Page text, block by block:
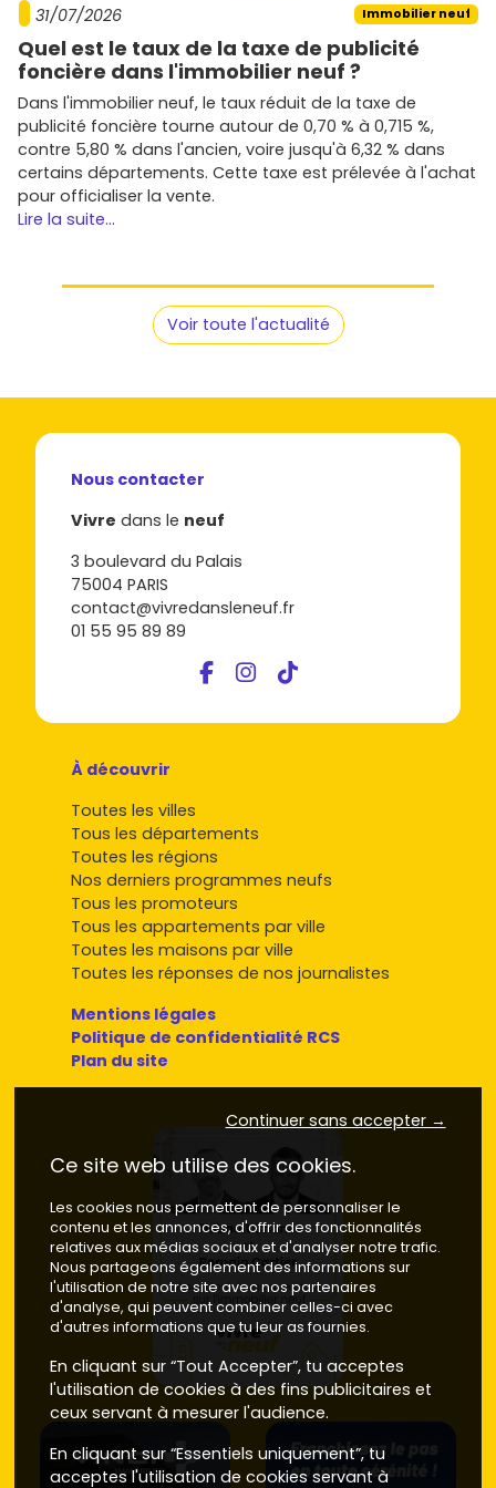
Compare les prestations
RE2020,
stationnement, exposition, qualité des matériaux,
espaces communs.
Envie de passer à l'action ? Parcours les biens en
immobilier neuf à Meyzieusur Vivre dans le neuf, crée
tes alertes parquartieret prix, et programme
rapidement desvisitessur les secteurs qui t'intéressent.
C'est le meilleur moyen de saisir une opportunité au bon
prix et dans le bon emplacement.
31/07/2026 Immobilier neuf
Quel est le taux de la taxe de publicité
foncière dans l'immobilier neuf ?
Dans l'immobilier neuf, le taux réduit de la taxe de
publicité foncière tourne autour de 0,70 % à 0,715 %,
contre 5,80 % dans l'ancien, voire jusqu'à 6,32 % dans
certains départements. Cette taxe est prélevée à l'achat
pour officialiser la vente.
Lire la suite...
Voir toute l'actualité
Nous contacter
Vivre dans le neuf
3 boulevard du Palais
75004 PARIS
contact@vivredansleneuf.fr
01 55 95 89 89
À découvrir
Toutes les villes
Tous les départements
Toutes les régions
Nos derniers programmes neufs
Tous les promoteurs
Tous les appartements par ville
Toutes les maisons par ville
Toutes les réponses de nos journalistes
Mentions légales
Politique de confidentialité RCS
Plan du site
Continuer sans accepter →
Ce site web utilise des cookies.
Les cookies nous permettent de personnaliser le
contenu et les annonces, d'offrir des fonctionnalités
relatives aux médias sociaux et d'analyser notre trafic.
Nous partageons également des informations sur
l'utilisation de notre site avec nos partenaires
d'analyse, qui peuvent combiner celles-ci avec
d'autres informations que tu leur as fournies.
En cliquant sur “Tout Accepter”, tu acceptes
l'utilisation de cookies à des fins publicitaires et
ceux servant à mesurer l'audience.
En cliquant sur “Essentiels uniquement”, tu
acceptes l'utilisation de cookies servant à